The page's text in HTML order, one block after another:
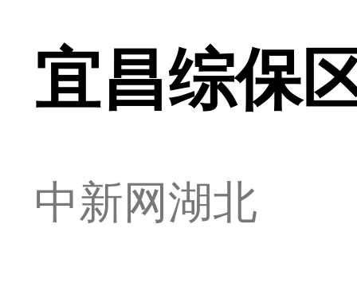
宜昌综保
中新网湖北